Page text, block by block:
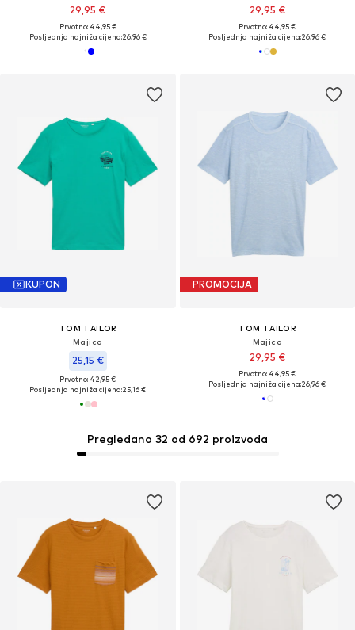
29,95 €
Prvotno: 44,95 €
Posljednja najniža cijena:26,96 €
29,95 €
Prvotno: 44,95 €
Posljednja najniža cijena:26,96 €
KUPON
TOM TAILOR
Majica
25,15 €
Prvotno: 42,95 €
Posljednja najniža cijena:25,16 €
Pregledano 32 od 692 proizvoda
PROMOCIJA
TOM TAILOR
Majica
29,95 €
Prvotno: 44,95 €
Posljednja najniža cijena:26,96 €